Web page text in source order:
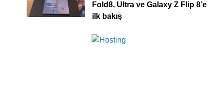
Fold8, Ultra ve Galaxy Z Flip 8’e
ilk bakış